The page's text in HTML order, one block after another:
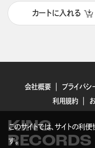
カートに入れる
会社概要 プライバシ
利用規約
KING
RECORDS
このサイトでは、サイトの利
す。